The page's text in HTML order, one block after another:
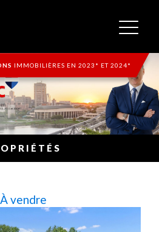
IMMOBILIÈRES EN 2023* ET 2024*
À vendre